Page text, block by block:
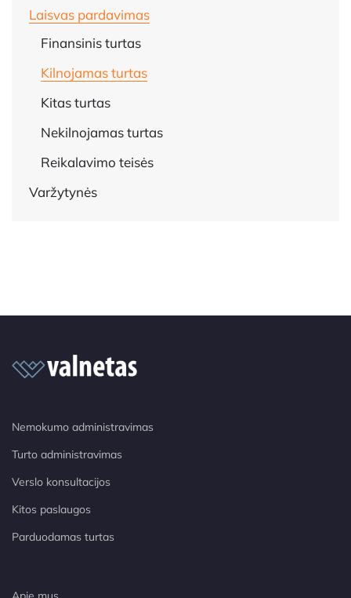
Laisvas pardavimas
Finansinis turtas
Kilnojamas turtas
Kitas turtas
Nekilnojamas turtas
Reikalavimo teisės
Varžytynės
Nemokumo administravimas
Turto administravimas
Verslo konsultacijos
Kitos paslaugos
Parduodamas turtas